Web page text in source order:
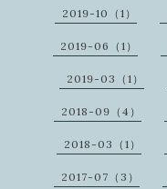
2019-10（1）
2019-06（1）
2019-03（1）
2018-09（4）
2018-03（1）
2017-07（3）